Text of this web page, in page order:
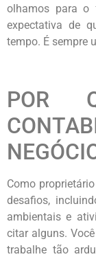
olhamos para o
expectativa de
tempo. É sempre
POR
Como
desafios,
ambientais e
citar alguns.
trabalhe tão